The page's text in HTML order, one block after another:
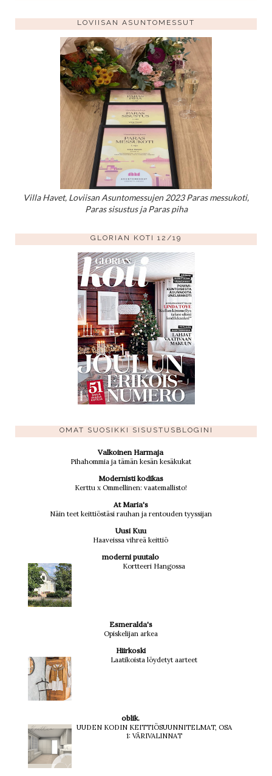
LOVIISAN ASUNTOMESSUT
Villa Havet, Loviisan Asuntomessujen 2023 Paras messukoti,
Paras sisustus ja Paras piha
GLORIAN KOTI 12/19
OMAT SUOSIKKI SISUSTUSBLOGINI
Valkoinen Harmaja
Pihahommia ja tämän kesän kesäkukat
Modernisti kodikas
Kerttu x Ommellinen: vaatemallisto!
At Maria's
Näin teet keittiöstäsi rauhan ja rentouden tyyssijan
Uusi Kuu
Haaveissa vihreä keittiö
moderni puutalo
Kortteeri Hangossa
Esmeralda's
Opiskelijan arkea
Hiirkoski
Laatikoista löydetyt aarteet
oblik.
UUDEN KODIN KEITTIÖSUUNNITELMAT, OSA
1: VÄRIVALINNAT